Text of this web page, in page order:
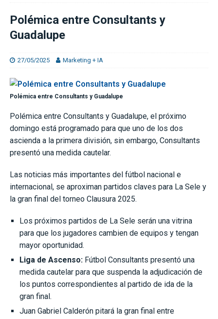
Polémica entre Consultants y
Guadalupe
27/05/2025 Marketing + IA
Polémica entre Consultants y Guadalupe
Polémica entre Consultants y Guadalupe, el próximo
domingo está programado para que uno de los dos
ascienda a la primera división, sin embargo, Consultants
presentó una medida cautelar.
Las noticias más importantes del fútbol nacional e
internacional, se aproximan partidos claves para La Sele y
la gran final del torneo Clausura 2025.
Los próximos partidos de La Sele serán una vitrina
para que los jugadores cambien de equipos y tengan
mayor oportunidad.
Liga de Ascenso: Fútbol Consultants presentó una
medida cautelar para que suspenda la adjudicación de
los puntos correspondientes al partido de ida de la
gran final.
Juan Gabriel Calderón pitará la gran final entre